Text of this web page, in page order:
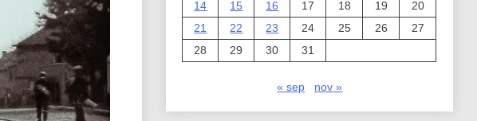
14
15 16 17 18 19
20
21
22 23 24 25 26
27
28
29 30 31
« sep nov »